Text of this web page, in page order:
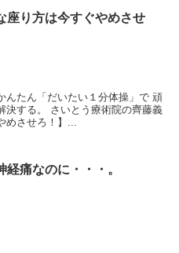
座り方は今すぐやめさせ
んたん「だいたい１分体操」で 頑
決する。 さいとう療術院の齊藤義
させろ！】...
経痛なのに・・・。